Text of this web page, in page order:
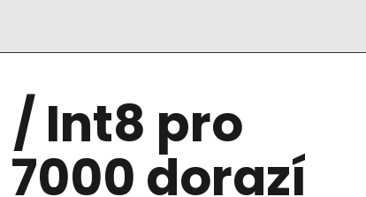
/ Int8 pro
7000 dorazí